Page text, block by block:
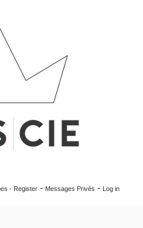
- Register- Messages Privés - Log in